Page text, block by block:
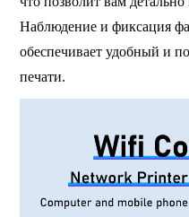
Наблюдение и фиксация
обеспечивает удобный и
печати.